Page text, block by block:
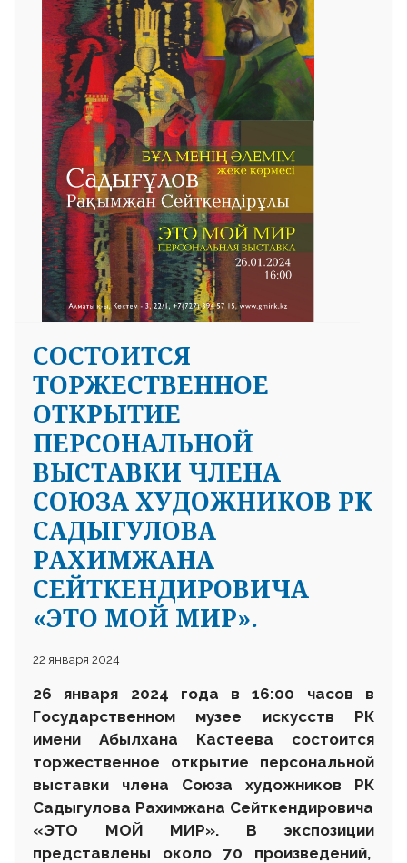
СОСТОИТСЯ
ТОРЖЕСТВЕННОЕ
ОТКРЫТИЕ
ПЕРСОНАЛЬНОЙ
ВЫСТАВКИ ЧЛЕНА
СОЮЗА ХУДОЖНИКОВ РК
САДЫГУЛОВА
РАХИМЖАНА
СЕЙТКЕНДИРОВИЧА
«ЭТО МОЙ МИР».
22 января 2024
26 января 2024 года в 16:00 часов в
Государственном музее искусств РК
имени Абылхана Кастеева состоится
торжественное открытие персональной
выставки члена Союза художников РК
Садыгулова Рахимжана Сейткендировича
«ЭТО МОЙ МИР». В экспозиции
представлены около 70 произведений,